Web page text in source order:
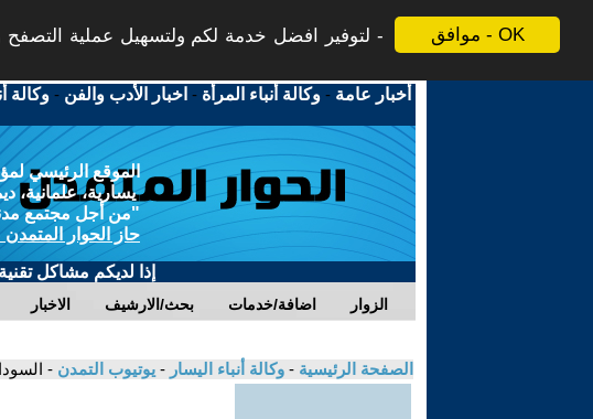
موافق - OK
لتوفير افضل خدمة لكم ولتسهيل عملية التصفح
أخبار عامة -وكالة أنباء المرأة - اخبار الأدب والفن -وكالة
الموقع الرئيسي
يسارية، علمانية،
"من أجل مجتمع
حاز الحوار
إذا لديكم مشاكل
الاخبار بحث/الارشيف اضافة/خدمات الزوار
الصفحة الرئيسية - وكالة أنباء اليسار - يوتيوب التمدن -